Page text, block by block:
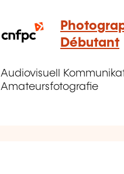
Débutant
Audiovisuell
Amateursfotografie